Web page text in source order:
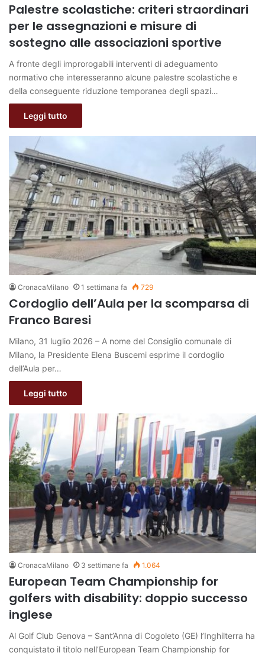
Palestre scolastiche: criteri straordinari
per le assegnazioni e misure di
sostegno alle associazioni sportive
A fronte degli improrogabili interventi di adeguamento
normativo che interesseranno alcune palestre scolastiche e
della conseguente riduzione temporanea degli spazi…
Leggi tutto
CronacaMilano 1 settimana fa 729
Cordoglio dell’Aula per la scomparsa di
Franco Baresi
Milano, 31 luglio 2026 – A nome del Consiglio comunale di
Milano, la Presidente Elena Buscemi esprime il cordoglio
dell’Aula per…
Leggi tutto
CronacaMilano 3 settimane fa 1.064
European Team Championship for
golfers with disability: doppio successo
inglese
Al Golf Club Genova – Sant’Anna di Cogoleto (GE) l’Inghilterra ha
conquistato il titolo nell’European Team Championship for